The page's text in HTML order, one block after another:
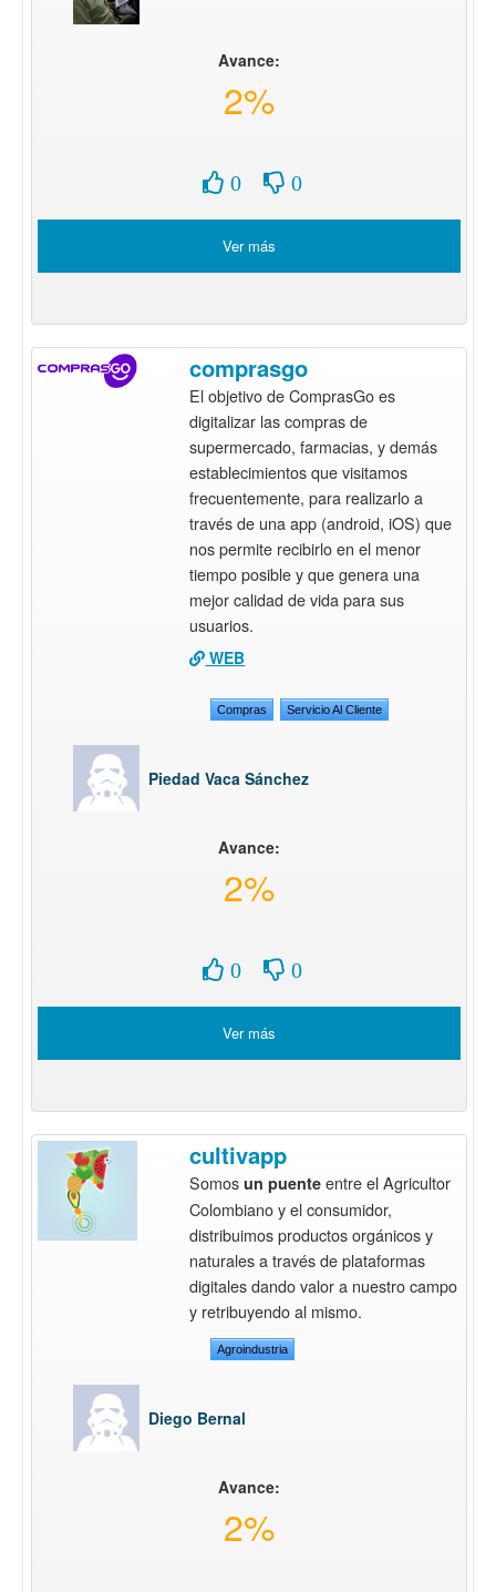
Avance:
2%
0 0
Ver más
comprasgo
El objetivo de ComprasGo es
digitalizar las compras de
supermercado, farmacias, y demás
establecimientos que visitamos
frecuentemente, para realizarlo a
través de una app (android, iOS) que
nos permite recibirlo en el menor
tiempo posible y que genera una
mejor calidad de vida para sus
usuarios.
WEB
Compras Servicio Al Cliente
Piedad Vaca Sánchez
Avance:
2%
0 0
Ver más
cultivapp
Somosun puente entre el Agricultor
Colombiano y el consumidor,
distribuimos productos orgánicos y
naturales a través de plataformas
digitales dando valor a nuestro campo
y retribuyendo al mismo.
Agroindustria
Diego Bernal
Avance:
2%